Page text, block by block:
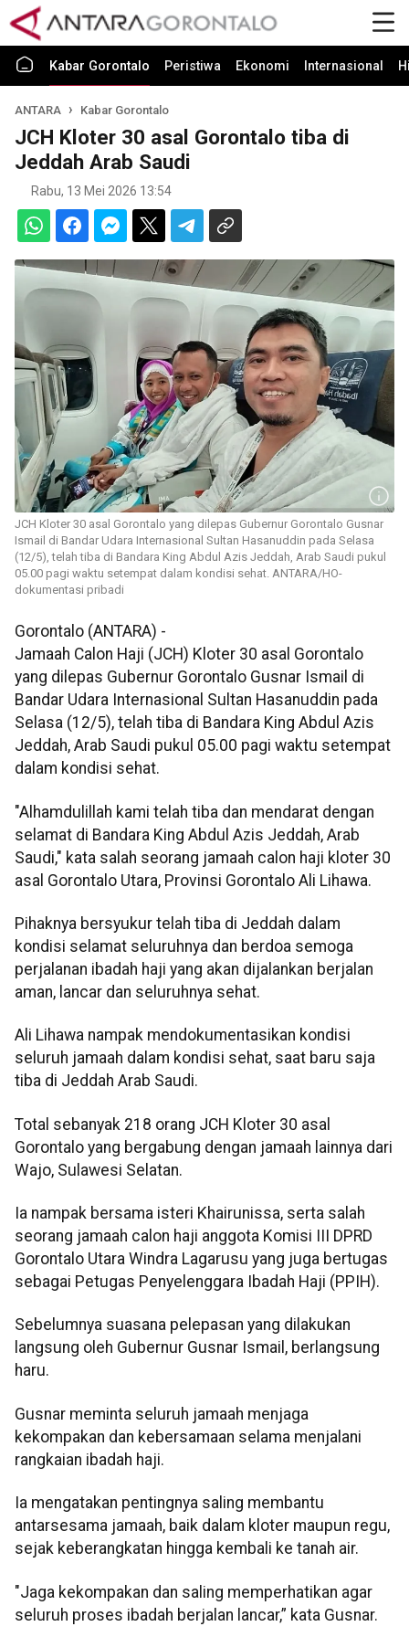
Kabar Gorontalo Peristiwa Ekonomi Internasional
ANTARA Kabar Gorontalo
JCH Kloter 30 asal Gorontalo tiba di
Jeddah Arab Saudi
Rabu, 13 Mei 2026 13:54
JCH Kloter 30 asal Gorontalo yang dilepas Gubernur Gorontalo Gusnar
Ismail di Bandar Udara Internasional Sultan Hasanuddin pada Selasa
(12/5), telah tiba di Bandara King Abdul Azis Jeddah, Arab Saudi pukul
05.00 pagi waktu setempat dalam kondisi sehat. ANTARA/HO-
dokumentasi pribadi
Gorontalo (ANTARA) -
Jamaah Calon Haji (JCH) Kloter 30 asal Gorontalo
yang dilepas Gubernur Gorontalo Gusnar Ismail di
Bandar Udara Internasional Sultan Hasanuddin pada
Selasa (12/5), telah tiba di Bandara King Abdul Azis
Jeddah, Arab Saudi pukul 05.00 pagi waktu setempat
dalam kondisi sehat.
"Alhamdulillah kami telah tiba dan mendarat dengan
selamat di Bandara King Abdul Azis Jeddah, Arab
Saudi," kata salah seorang jamaah calon haji kloter 30
asal Gorontalo Utara, Provinsi Gorontalo Ali Lihawa.
Pihaknya bersyukur telah tiba di Jeddah dalam
kondisi selamat seluruhnya dan berdoa semoga
perjalanan ibadah haji yang akan dijalankan berjalan
aman, lancar dan seluruhnya sehat.
Ali Lihawa nampak mendokumentasikan kondisi
seluruh jamaah dalam kondisi sehat, saat baru saja
tiba di Jeddah Arab Saudi.
Total sebanyak 218 orang JCH Kloter 30 asal
Gorontalo yang bergabung dengan jamaah lainnya dari
Wajo, Sulawesi Selatan.
Ia nampak bersama isteri Khairunissa, serta salah
seorang jamaah calon haji anggota Komisi III DPRD
Gorontalo Utara Windra Lagarusu yang juga bertugas
sebagai Petugas Penyelenggara Ibadah Haji (PPIH).
Sebelumnya suasana pelepasan yang dilakukan
langsung oleh Gubernur Gusnar Ismail, berlangsung
haru.
Gusnar meminta seluruh jamaah menjaga
kekompakan dan kebersamaan selama menjalani
rangkaian ibadah haji.
Ia mengatakan pentingnya saling membantu
antarsesama jamaah, baik dalam kloter maupun regu,
sejak keberangkatan hingga kembali ke tanah air.
"Jaga kekompakan dan saling memperhatikan agar
seluruh proses ibadah berjalan lancar,” kata Gusnar.